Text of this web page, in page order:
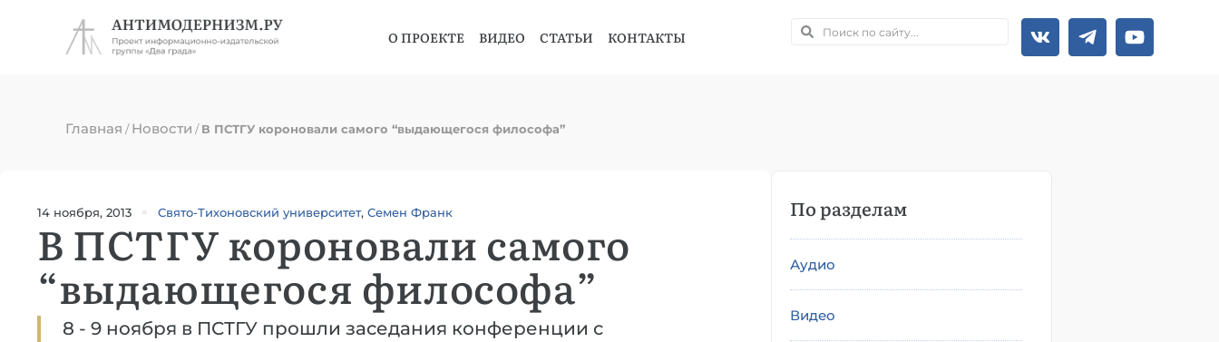
О ПРОЕКТЕ ВИДЕО СТАТЬИ КОНТАКТЫ
Главная /Новости /В ПСТГУ короновали самого “выдающегося философа”
14 ноября, 2013 Свято-Тихоновский университет, Семен Франк
В ПСТГУ короновали самого
“выдающегося философа”
8 - 9 ноября в ПСТГУ прошли заседания конференции с
По разделам
Аудио
Видео